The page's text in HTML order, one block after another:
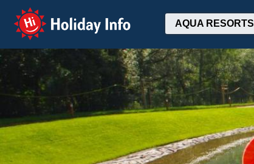
Holiday Info AQUA RESORTS